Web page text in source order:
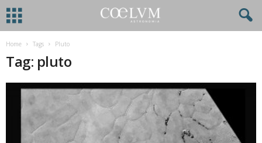
Home Tags Pluto
Tag: pluto